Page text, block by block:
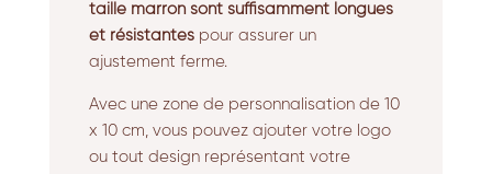
taille marron sont suffisamment longues
et résistantespour assurer un
ajustement ferme.
Avec une zone de personnalisation de 10
x 10 cm, vous pouvez ajouter votre logo
ou tout design représentant votre